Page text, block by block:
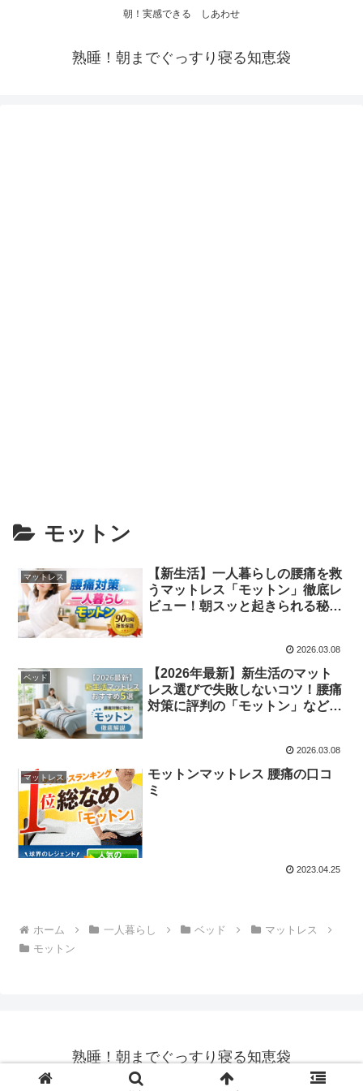
朝！実感できる しあわせ
熟睡！朝までぐっすり寝る知恵袋
モットン
マットレス
【新生活】一人暮らしの腰痛を救
うマットレス「モットン」徹底レ
ビュー！朝スッと起きられる秘密
2026.03.08
ベッド
【2026年最新】新生活のマット
レス選びで失敗しないコツ！腰痛
対策に評判の「モットン」など厳
2026.03.08
マットレス
モットンマットレス 腰痛の口コ
ミ
2023.04.25
ホーム 一人暮らし ベッド
マットレス
モットン
熟睡！朝までぐっすり寝る知恵袋
© 2023 熟睡！朝までぐっすり寝る知恵袋.